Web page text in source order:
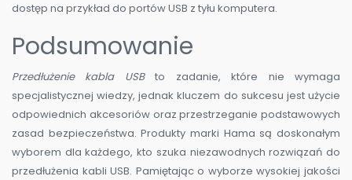
dostęp na przykład do portów USB z tyłu komputera.
Podsumowanie
Przedłużenie kabla USBto zadanie, które nie wymaga
specjalistycznej wiedzy, jednak kluczem do sukcesu jest użycie
odpowiednich akcesoriów oraz przestrzeganie podstawowych
zasad bezpieczeństwa. Produkty marki Hama są doskonałym
wyborem dla każdego, kto szuka niezawodnych rozwiązań do
przedłużenia kabli USB. Pamiętając o wyborze wysokiej jakości